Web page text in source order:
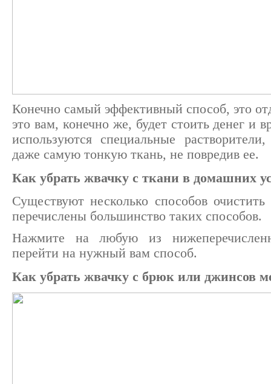
Конечно самый эффективный способ, это
это вам, конечно же, будет стоить денег и
используются специальные
даже самую тонкую ткань, не повредив ее.
Как убрать жвачку с ткани в домашних
Существуют несколько способов
перечислены большинство таких способов.
Нажмите на любую из
перейти на нужный вам способ.
Как убрать жвачку с брюк или джинсов